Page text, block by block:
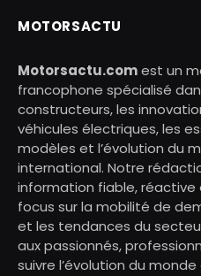
MOTORSACTU
Motorsactu.comest un
francophone spécialisé
constructeurs, les
véhicules électriques, les
modèles et l’évolution du
international. Notre
information fiable, réactive
focus sur la mobilité de
et les tendances du
aux passionnés,
suivre l’évolution du